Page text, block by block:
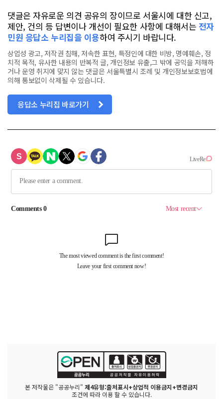
댓글은 자유로운 의견 공유의 장이므로 서울시에 대한 신고,
제안, 건의 등 답변이나 개선이 필요한 사항에 대해서는 전자
민원 응답소 누리집을 이용하여 주시기 바랍니다.
상업성 광고, 저작권 침해, 저속한 표현, 특정인에 대한 비방, 명예훼손, 정
치적 목적, 유사한 내용의 반복적 글, 개인정보 유출,그 밖에 공익을 저해하
거나 운영 취지에 맞지 않는 댓글은 서울특별시 조례 및 개인정보보호법에
의해 통보없이 삭제될 수 있습니다.
응답소 누리집 바로가기
본 저작물은 "공공누리" 제4유형:출처표시+상업적 이용금지+변경금지
조건에 따라 이용 할 수 있습니다.